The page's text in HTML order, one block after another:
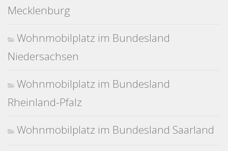
Mecklenburg
Wohnmobilplatz im Bundesland
Niedersachsen
Wohnmobilplatz im Bundesland
Rheinland-Pfalz
Wohnmobilplatz im Bundesland Saarland